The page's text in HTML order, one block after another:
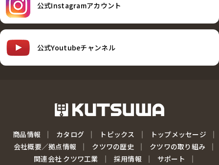
公式Instagramアカウント
公式Youtubeチャンネル
商品情報 カタログ トピックス
トップメッセージ
会社概要／拠点情報
クツワの歴史
クツワの取り組み
関連会社 クツワ工業
採用情報 サポート